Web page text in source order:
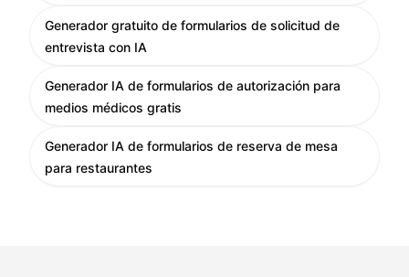
Generador gratuito de formularios de solicitud de
entrevista con IA
Generador IA de formularios de autorización para
medios médicos gratis
Generador IA de formularios de reserva de mesa
para restaurantes